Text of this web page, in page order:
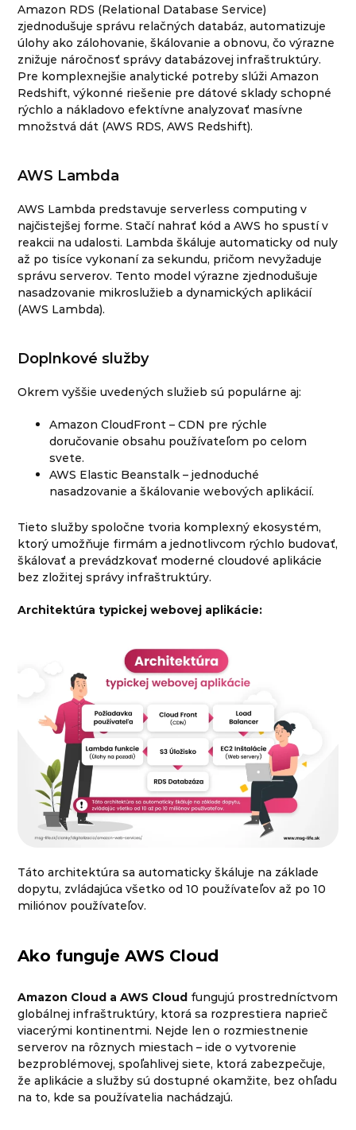
Amazon RDS (Relational Database Service)
zjednodušuje správu relačných databáz, automatizuje
úlohy ako zálohovanie, škálovanie a obnovu, čo výrazne
znižuje náročnosť správy databázovej infraštruktúry.
Pre komplexnejšie analytické potreby slúži Amazon
Redshift, výkonné riešenie pre dátové sklady schopné
rýchlo a nákladovo efektívne analyzovať masívne
množstvá dát (AWS RDS, AWS Redshift).
AWS Lambda
AWS Lambda predstavuje serverless computing v
najčistejšej forme. Stačí nahrať kód a AWS ho spustí v
reakcii na udalosti. Lambda škáluje automaticky od nuly
až po tisíce vykonaní za sekundu, pričom nevyžaduje
správu serverov. Tento model výrazne zjednodušuje
nasadzovanie mikroslužieb a dynamických aplikácií
(AWS Lambda).
Doplnkové služby
Okrem vyššie uvedených služieb sú populárne aj:
Amazon CloudFront – CDN pre rýchle
doručovanie obsahu používateľom po celom
svete.
AWS Elastic Beanstalk – jednoduché
nasadzovanie a škálovanie webových aplikácií.
Tieto služby spoločne tvoria komplexný ekosystém,
ktorý umožňuje firmám a jednotlivcom rýchlo budovať,
škálovať a prevádzkovať moderné cloudové aplikácie
bez zložitej správy infraštruktúry.
Architektúra typickej webovej aplikácie:
Táto architektúra sa automaticky škáluje na základe
dopytu, zvládajúca všetko od 10 používateľov až po 10
miliónov používateľov.
Ako funguje AWS Cloud
Amazon Cloud a AWS Cloud fungujú prostredníctvom
globálnej infraštruktúry, ktorá sa rozprestiera naprieč
viacerými kontinentmi. Nejde len o rozmiestnenie
serverov na rôznych miestach – ide o vytvorenie
bezproblémovej, spoľahlivej siete, ktorá zabezpečuje,
že aplikácie a služby sú dostupné okamžite, bez ohľadu
na to, kde sa používatelia nachádzajú.